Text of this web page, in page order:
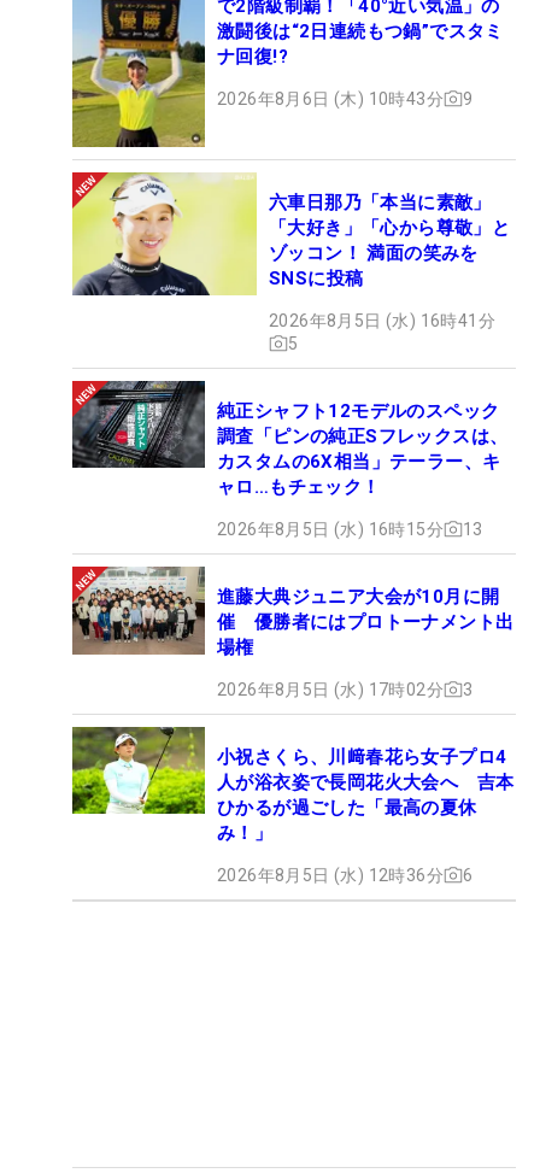
で2階級制覇！「40°近い気温」の
激闘後は“2日連続もつ鍋”でスタミ
ナ回復!?
2026年8月6日 (木) 10時43分 9
六車日那乃「本当に素敵」
「大好き」「心から尊敬」と
ゾッコン！ 満面の笑みを
SNSに投稿
2026年8月5日 (水) 16時41分
5
純正シャフト12モデルのスペック
調査「ピンの純正Sフレックスは、
カスタムの6X相当」テーラー、キ
ャロ…もチェック！
2026年8月5日 (水) 16時15分 13
進藤大典ジュニア大会が10月に開
催 優勝者にはプロトーナメント出
場権
2026年8月5日 (水) 17時02分 3
小祝さくら、川﨑春花ら女子プロ4
人が浴衣姿で長岡花火大会へ 吉本
ひかるが過ごした「最高の夏休
み！」
2026年8月5日 (水) 12時36分 6